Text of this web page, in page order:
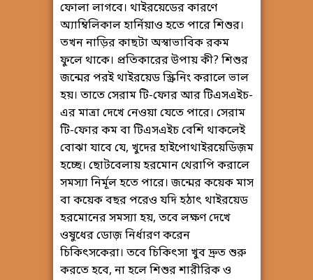
ফোলা লাগবে। থাইরয়েডের কারণে
অ্যাম্বিলিকাল হার্নিয়াও হতে পারে শিশুর।
তখন নাড়ির কাছটা অস্বাভাবিক রকম
ফুলে থাকে। প্রতিকারের উপায় কী? শিশুর
জন্মের পরই থাইরয়েড স্ক্রিনিং করালে ভাল
হয়। তাতে সেরাম টি-ফোর আর টিএসএইচ-
এর মাত্রা দেখে নেওয়া যেতে পারে। সেরাম
টি-ফোর কম বা টিএসএইচ বেশি থাকলেই
বোঝা যাবে যে, খুদের হাইপোথাইরয়েডিজ়ম
হচ্ছে। ছোটবেলায় হরমোন থেরাপি করালে
সমস্যা নির্মূল হতে পারে। জন্মের কয়েক মাস
বা কয়েক বছর পরেও যদি হঠাৎ থাইরয়েড
হরমোনের সমস্যা হয়, তবে লক্ষণ দেখে
ওষুধের ডোজ় নির্ধারণ করেন
চিকিৎসকেরা। তবে চিকিৎসা খুব দ্রুত শুরু
করতে হবে, না হলে শিশুর শারীরিক ও